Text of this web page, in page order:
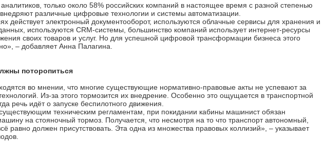
только около 58% российских компаний в настоящее время с разной степенью
внедряют различные цифровые технологии и системы автоматизации.
действует электронный документооборот, используются облачные сервисы для хранения и
используются CRM-системы, большинство компаний использует интернет-ресурсы
своих товаров и услуг. Но для успешной цифровой трансформации бизнеса этого
– добавляет Анна Палагина.
поторопиться
во мнении, что многие существующие нормативно-правовые акты не успевают за
Из-за этого тормозится их внедрение. Особенно это ощущается в транспортной
речь идёт о запуске беспилотного движения.
техническим регламентам, при покидании кабины машинист обязан
на стояночный тормоз. Получается, что несмотря на то что транспорт автономный,
равно должен присутствовать. Эта одна из множества правовых коллизий», – указывает